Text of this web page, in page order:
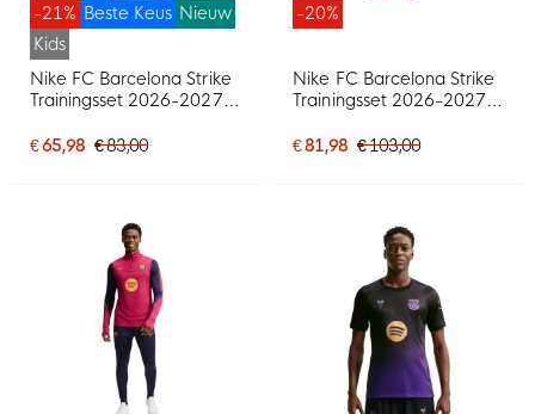
Beste Keus
-21%
Nieuw
Kids
Nike FC Barcelona Strike
Trainingsset 2026-2027
Geel
€ 65,98 € 83,00
-20%
Nike FC Barcelona Strike
Trainingsset 2026-2027
€ 81,98 € 103,00